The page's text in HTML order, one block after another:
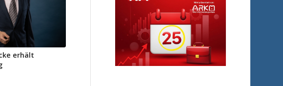
erhält